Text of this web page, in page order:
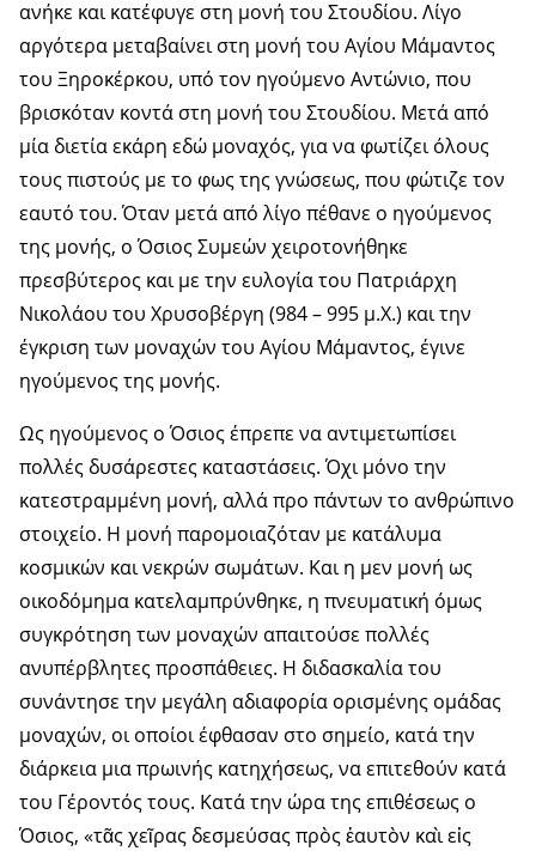
ανήκε και κατέφυγε στη μονή του Στουδίου. Λίγο
αργότερα μεταβαίνει στη μονή του Αγίου Μάμαντος
του Ξηροκέρκου, υπό τον ηγούμενο Αντώνιο, που
βρισκόταν κοντά στη μονή του Στουδίου. Μετά από
μία διετία εκάρη εδώ μοναχός, για να φωτίζει όλους
τους πιστούς με το φως της γνώσεως, που φώτιζε τον
εαυτό του. Όταν μετά από λίγο πέθανε ο ηγούμενος
της μονής, ο Όσιος Συμεών χειροτονήθηκε
πρεσβύτερος και με την ευλογία του Πατριάρχη
Νικολάου του Χρυσοβέργη (984 – 995 μ.Χ.) και την
έγκριση των μοναχών του Αγίου Μάμαντος, έγινε
ηγούμενος της μονής.
Ως ηγούμενος ο Όσιος έπρεπε να αντιμετωπίσει
πολλές δυσάρεστες καταστάσεις. Όχι μόνο την
κατεστραμμένη μονή, αλλά προ πάντων το ανθρώπινο
στοιχείο. Η μονή παρομοιαζόταν με κατάλυμα
κοσμικών και νεκρών σωμάτων. Και η μεν μονή ως
οικοδόμημα κατελαμπρύνθηκε, η πνευματική όμως
συγκρότηση των μοναχών απαιτούσε πολλές
ανυπέρβλητες προσπάθειες. Η διδασκαλία του
συνάντησε την μεγάλη αδιαφορία ορισμένης ομάδας
μοναχών, οι οποίοι έφθασαν στο σημείο, κατά την
διάρκεια μια πρωινής κατηχήσεως, να επιτεθούν κατά
του Γέροντός τους. Κατά την ώρα της επιθέσεως ο
Όσιος, «τᾶς χεῖρας δεσμεύσας πρὸς ἐαυτὸν καὶ εἰς